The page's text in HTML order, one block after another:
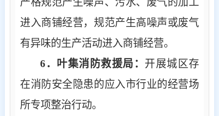
进入商铺经营，规范产生高噪声或废气
有异味的生产活动进入商铺经营。
6 ．叶集消防救援局： 开展城区存
在消防安全隐患的应入市行业的经营场
所专项整治行动。